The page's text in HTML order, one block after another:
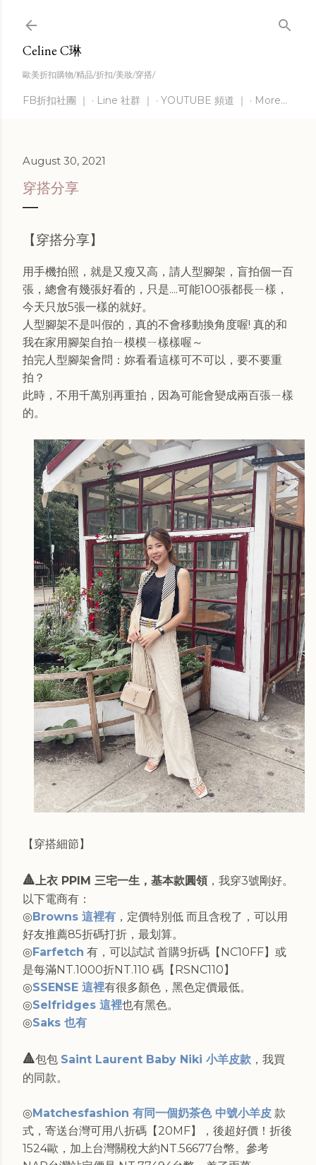
Celine C琳
歐美折扣購物/精品/折扣/美妝/穿搭/
FB折扣社團 ｜ Line 社群 ｜ YOUTUBE 頻道 ｜ More…
August 30, 2021
穿搭分享
【穿搭分享】
用手機拍照，就是又瘦又高，請人型腳架，盲拍個一百
張，總會有幾張好看的，只是....可能100張都長ㄧ樣，
今天只放5張一樣的就好。
人型腳架不是叫假的，真的不會移動換角度喔! 真的和
我在家用腳架自拍ㄧ模模ㄧ樣樣喔～
拍完人型腳架會問：妳看看這樣可不可以，要不要重
拍？
此時，不用千萬別再重拍，因為可能會變成兩百張ㄧ樣
的。
【穿搭細節】
🔺上衣 PPIM 三宅一生，基本款圓領 ，我穿3號剛好。
以下電商有：
◎Browns 這裡有 ，定價特別低 而且含稅了，可以用
好友推薦85折碼打折，最划算。
◎Farfetch 有，可以試試 首購9折碼【NC10FF】或
是每滿NT.1000折NT.110 碼【RSNC110】
◎SSENSE 這裡有很多顏色，黑色定價最低。
◎Selfridges 這裡也有黑色。
◎Saks 也有
🔺包包 Saint Laurent Baby Niki 小羊皮款 ，我買
的同款。
◎Matchesfashion 有同一個奶茶色 中號小羊皮 款
式，寄送台灣可用八折碼【20MF】，後超好價！折後
1524歐，加上台灣關稅大約NT.56677台幣。參考